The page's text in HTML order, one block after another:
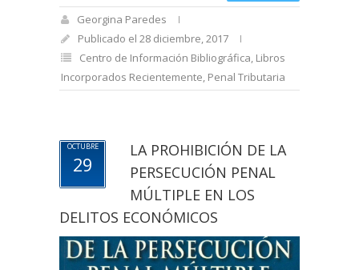
Georgina Paredes
Publicado el 28 diciembre, 2017
Centro de Información Bibliográfica, Libros
Incorporados Recientemente, Penal Tributaria
OCTUBRE
29
LA PROHIBICIÓN DE LA
PERSECUCIÓN PENAL
MÚLTIPLE EN LOS
DELITOS ECONÓMICOS